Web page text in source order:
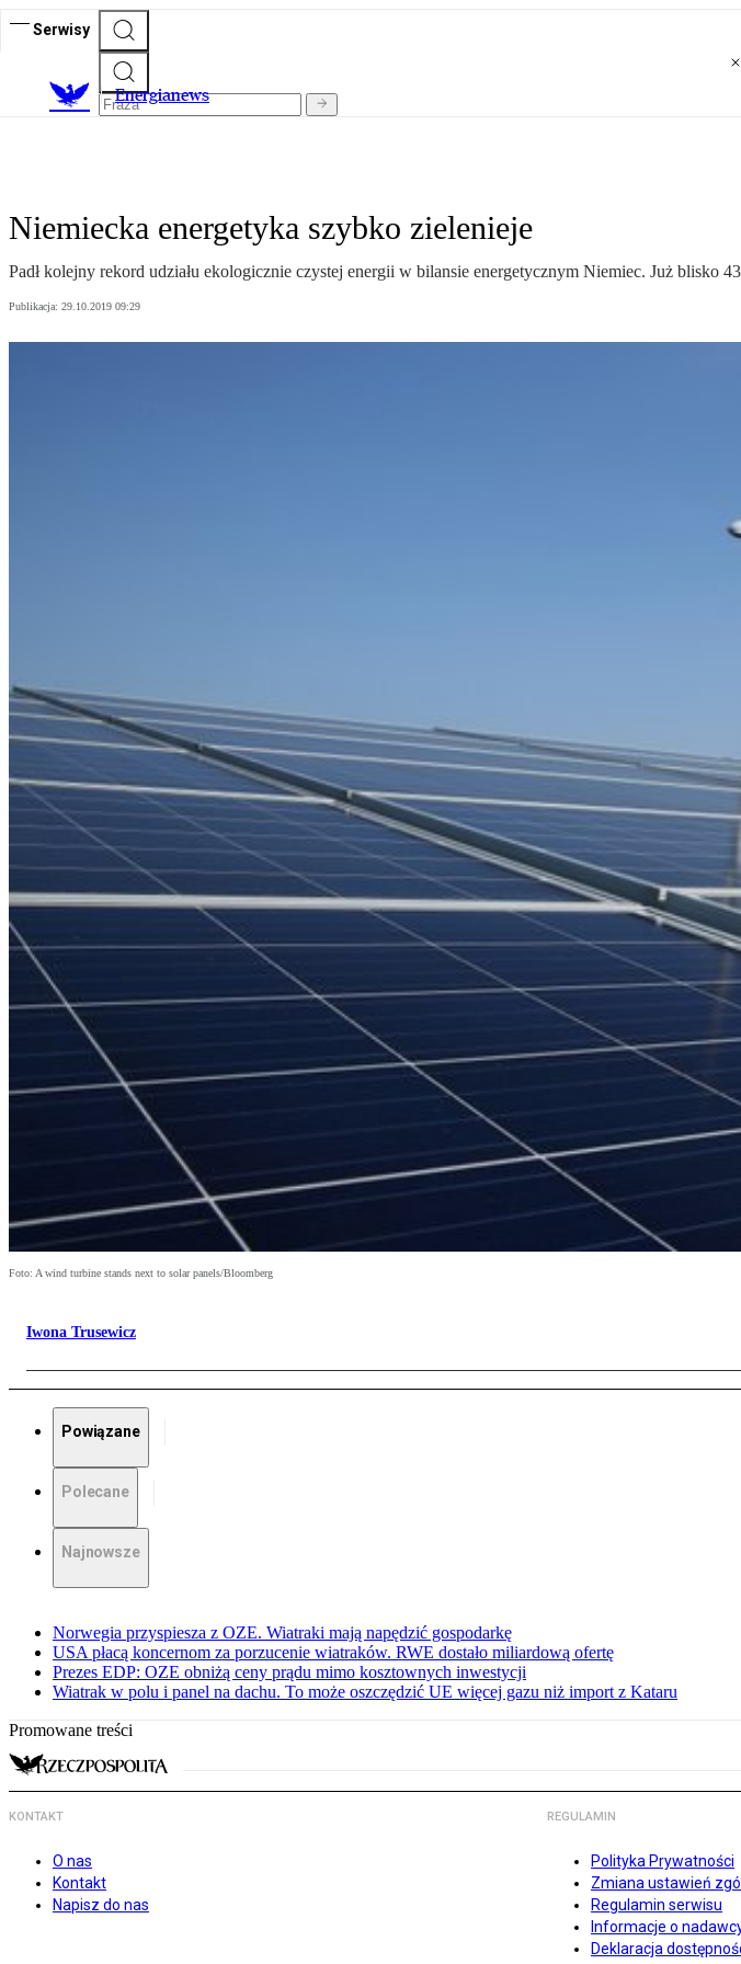
Serwisy
Energianews
Niemiecka energetyka szybko zielenieje
Padł kolejny rekord udziału ekologicznie czystej energii w bilansie energetycznym Niemiec. Już blisko
Publikacja: 29.10.2019 09:29
Foto: A wind turbine stands next to solar panels/Bloomberg
Iwona Trusewicz
Powiązane
Polecane
Najnowsze
Norwegia przyspiesza z OZE. Wiatraki mają napędzić gospodarkę
USA płacą koncernom za porzucenie wiatraków. RWE dostało miliardową ofertę
Prezes EDP: OZE obniżą ceny prądu mimo kosztownych inwestycji
Wiatrak w polu i panel na dachu. To może oszczędzić UE więcej gazu niż import z Kataru
Promowane treści
KONTAKT
O nas
Kontakt
Napisz do nas
REGULAMIN
Polityka Prywatności
Zmiana ustawień
Regulamin serwisu
Informacje o
Deklaracja